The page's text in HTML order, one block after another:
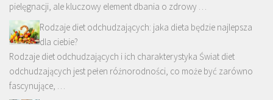
pielęgnacji, ale kluczowy element dbania o zdrowy …
Rodzaje diet odchudzających: jaka dieta będzie najlepsza
dla ciebie?
Rodzaje diet odchudzających i ich charakterystyka Świat diet
odchudzających jest pełen różnorodności, co może być zarówno
fascynujące, …